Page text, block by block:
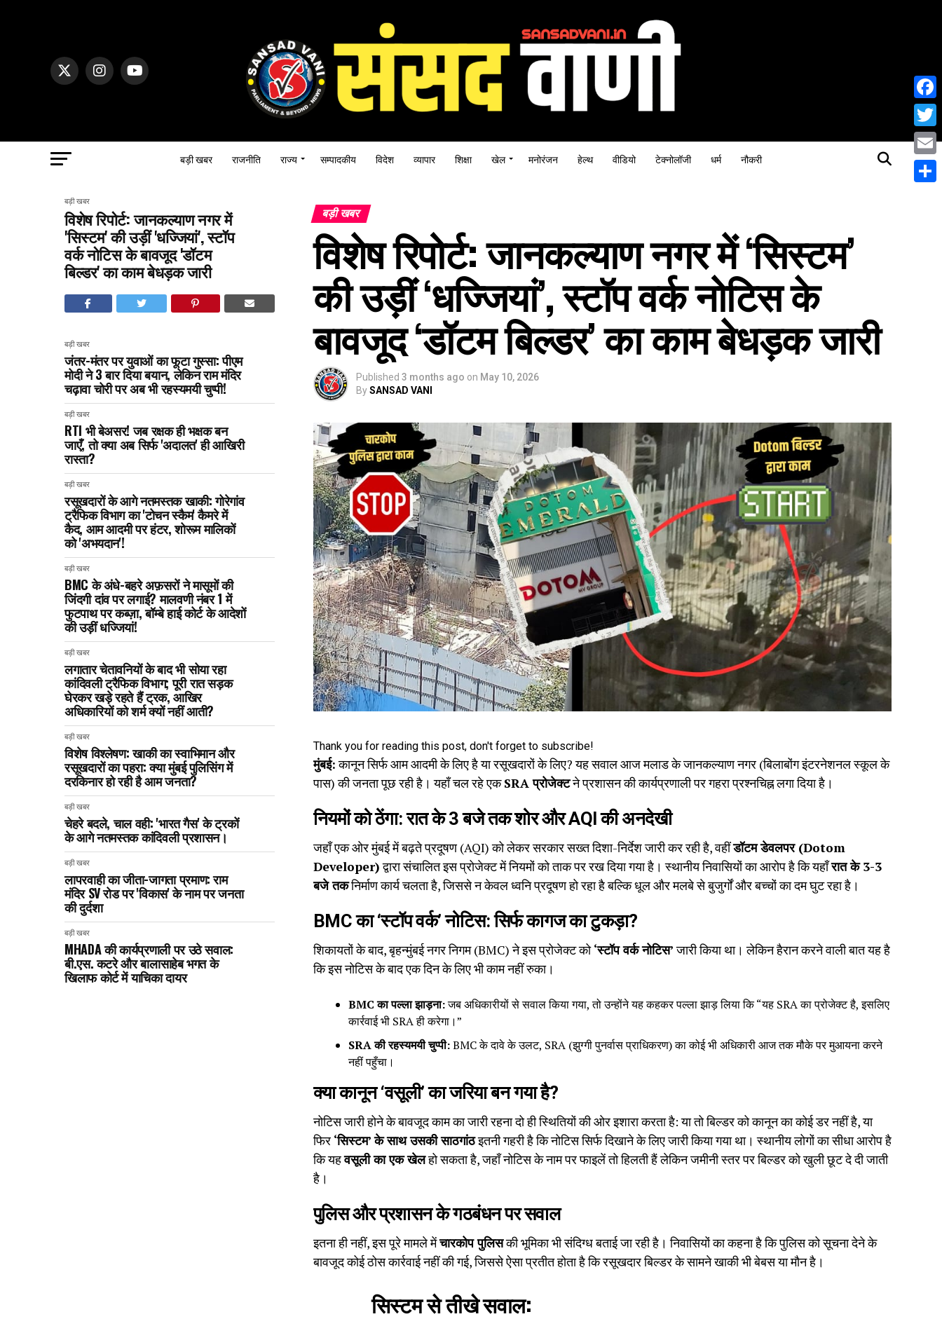
बड़ी खबर राजनीति राज्य सम्पादकीय विदेश व्यापार शिक्षा खेल मनोरंजन हेल्थ वीडियो टेक्नोलॉजी धर्म नौकरी
बड़ी खबर
विशेष रिपोर्ट: जानकल्याण नगर में
'सिस्टम' की उड़ीं 'धज्जियां', स्टॉप
वर्क नोटिस के बावजूद 'डॉटम
बिल्डर' का काम बेधड़क जारी
बड़ी खबर
जंतर-मंतर पर युवाओं का फूटा गुस्सा: पीएम
मोदी ने 3 बार दिया बयान, लेकिन राम मंदिर
चढ़ावा चोरी पर अब भी रहस्यमयी चुप्पी!
बड़ी खबर
RTI भी बेअसर! जब रक्षक ही भक्षक बन
जाएँ, तो क्या अब सिर्फ 'अदालत' ही आखिरी
रास्ता?
बड़ी खबर
रसूखदारों के आगे नतमस्तक खाकी: गोरेगांव
ट्रैफिक विभाग का 'टोचन स्कैम' कैमरे में
कैद, आम आदमी पर हंटर, शोरूम मालिकों
को 'अभयदान'!
बड़ी खबर
BMC के अंधे-बहरे अफ़सरों ने मासूमों की
जिंदगी दांव पर लगाई? मालवणी नंबर 1 में
फुटपाथ पर कब्ज़ा, बॉम्बे हाई कोर्ट के आदेशों
की उड़ीं धज्जियां!
बड़ी खबर
लगातार चेतावनियों के बाद भी सोया रहा
कांदिवली ट्रैफिक विभाग; पूरी रात सड़क
घेरकर खड़े रहते हैं ट्रक, आखिर
अधिकारियों को शर्म क्यों नहीं आती?
बड़ी खबर
विशेष विश्लेषण: खाकी का स्वाभिमान और
रसूखदारों का पहरा: क्या मुंबई पुलिसिंग में
दरकिनार हो रही है आम जनता?
बड़ी खबर
चेहरे बदले, चाल वही: 'भारत गैस' के ट्रकों
के आगे नतमस्तक कांदिवली प्रशासन।
बड़ी खबर
लापरवाही का जीता-जागता प्रमाण: राम
मंदिर SV रोड पर 'विकास' के नाम पर जनता
की दुर्दशा
बड़ी खबर
MHADA की कार्यप्रणाली पर उठे सवाल:
बी.एस. कटरे और बालासाहेब भगत के
खिलाफ कोर्ट में याचिका दायर
बड़ी खबर
विशेष रिपोर्ट: जानकल्याण नगर में ‘सिस्टम’
की उड़ीं ‘धज्जियां’, स्टॉप वर्क नोटिस के
बावजूद ‘डॉटम बिल्डर’ का काम बेधड़क जारी
Published 3 months ago on May 10, 2026
BySANSAD VANI
Thank you for reading this post, don't forget to subscribe!
मुंबई:कानून सिर्फ आम आदमी के लिए है या रसूखदारों के लिए? यह सवाल आज मलाड के जानकल्याण नगर (बिलाबोंग इंटरनेशनल स्कूल के
पास) की जनता पूछ रही है। यहाँ चल रहे एकSRA प्रोजेक्टने प्रशासन की कार्यप्रणाली पर गहरा प्रश्नचिह्न लगा दिया है।
नियमों को ठेंगा: रात के 3 बजे तक शोर और AQI की अनदेखी
जहाँ एक ओर मुंबई में बढ़ते प्रदूषण (AQI) को लेकर सरकार सख्त दिशा-निर्देश जारी कर रही है, वहींडॉटम डेवलपर (Dotom
Developer)द्वारा संचालित इस प्रोजेक्ट में नियमों को ताक पर रख दिया गया है। स्थानीय निवासियों का आरोप है कि यहाँरात के 3-3
बजे तकनिर्माण कार्य चलता है, जिससे न केवल ध्वनि प्रदूषण हो रहा है बल्कि धूल और मलबे से बुजुर्गों और बच्चों का दम घुट रहा है।
BMC का ‘स्टॉप वर्क’ नोटिस: सिर्फ कागज का टुकड़ा?
शिकायतों के बाद, बृहन्मुंबई नगर निगम (BMC) ने इस प्रोजेक्ट को‘स्टॉप वर्क नोटिस’जारी किया था। लेकिन हैरान करने वाली बात यह है
कि इस नोटिस के बाद एक दिन के लिए भी काम नहीं रुका।
BMC का पल्ला झाड़ना:जब अधिकारीयों से सवाल किया गया, तो उन्होंने यह कहकर पल्ला झाड़ लिया कि “यह SRA का प्रोजेक्ट है, इसलिए
कार्रवाई भी SRA ही करेगा।”
SRA की रहस्यमयी चुप्पी:BMC के दावे के उलट, SRA (झुग्गी पुनर्वास प्राधिकरण) का कोई भी अधिकारी आज तक मौके पर मुआयना करने
नहीं पहुँचा।
क्या कानून ‘वसूली’ का जरिया बन गया है?
नोटिस जारी होने के बावजूद काम का जारी रहना दो ही स्थितियों की ओर इशारा करता है: या तो बिल्डर को कानून का कोई डर नहीं है, या
फिर ‘सिस्टम’ के साथ उसकी साठगांठइतनी गहरी है कि नोटिस सिर्फ दिखाने के लिए जारी किया गया था। स्थानीय लोगों का सीधा आरोप है
कि यहवसूली का एक खेलहो सकता है, जहाँ नोटिस के नाम पर फाइलें तो हिलती हैं लेकिन जमीनी स्तर पर बिल्डर को खुली छूट दे दी जाती
है।
पुलिस और प्रशासन के गठबंधन पर सवाल
इतना ही नहीं, इस पूरे मामले मेंचारकोप पुलिसकी भूमिका भी संदिग्ध बताई जा रही है। निवासियों का कहना है कि पुलिस को सूचना देने के
बावजूद कोई ठोस कार्रवाई नहीं की गई, जिससे ऐसा प्रतीत होता है कि रसूखदार बिल्डर के सामने खाकी भी बेबस या मौन है।
सिस्टम से तीखे सवाल:
Email